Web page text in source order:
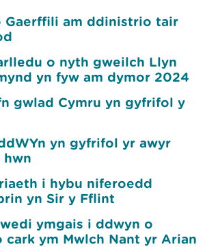
Gaerffili am ddinistrio tair
o nyth gweilch Llyn
yn fyw am dymor 2024
gwlad Cymru yn gyfrifol y
yn gyfrifol yr awyr
hwn
i hybu niferoedd
yn Sir y Fflint
ymgais i ddwyn o
ym Mwlch Nant yr Arian